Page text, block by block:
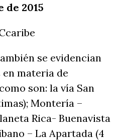
de 2015
se evidencian
materia de
son: la vía San
Montería –
Rica- Buenavista
– La Apartada (4